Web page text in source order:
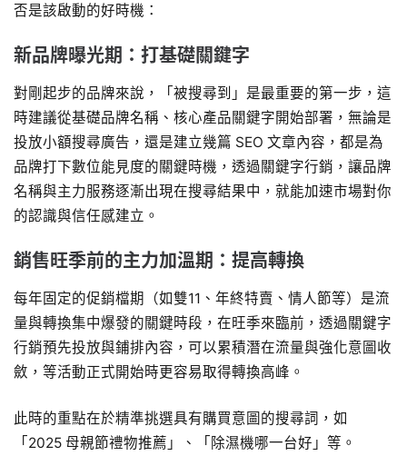
否是該啟動的好時機：
新品牌曝光期：打基礎關鍵字
對剛起步的品牌來說，「被搜尋到」是最重要的第一步，這
時建議從基礎品牌名稱、核心產品關鍵字開始部署，無論是
投放小額搜尋廣告，還是建立幾篇 SEO 文章內容，都是為
品牌打下數位能見度的關鍵時機，透過關鍵字行銷，讓品牌
名稱與主力服務逐漸出現在搜尋結果中，就能加速市場對你
的認識與信任感建立。
銷售旺季前的主力加溫期：提高轉換
每年固定的促銷檔期（如雙11、年終特賣、情人節等）是流
量與轉換集中爆發的關鍵時段，在旺季來臨前，透過關鍵字
行銷預先投放與鋪排內容，可以累積潛在流量與強化意圖收
斂，等活動正式開始時更容易取得轉換高峰。
此時的重點在於精準挑選具有購買意圖的搜尋詞，如
「2025 母親節禮物推薦」、「除濕機哪一台好」等。